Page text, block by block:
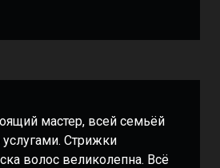
мастер, всей семьёй
Стрижки
волос великолепна. Всё